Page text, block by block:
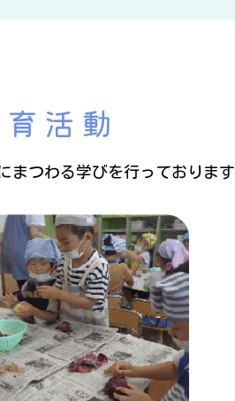
活動
まつわる学びを行っております